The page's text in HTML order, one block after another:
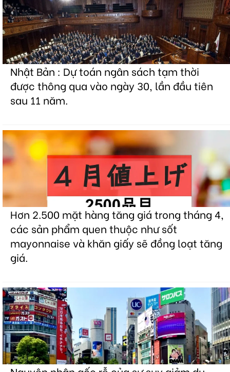
Nhật Bản : Dự toán ngân sách tạm thời
được thông qua vào ngày 30, lần đầu tiên
sau 11 năm.
Hơn 2.500 mặt hàng tăng giá trong tháng 4,
các sản phẩm quen thuộc như sốt
mayonnaise và khăn giấy sẽ đồng loạt tăng
giá.